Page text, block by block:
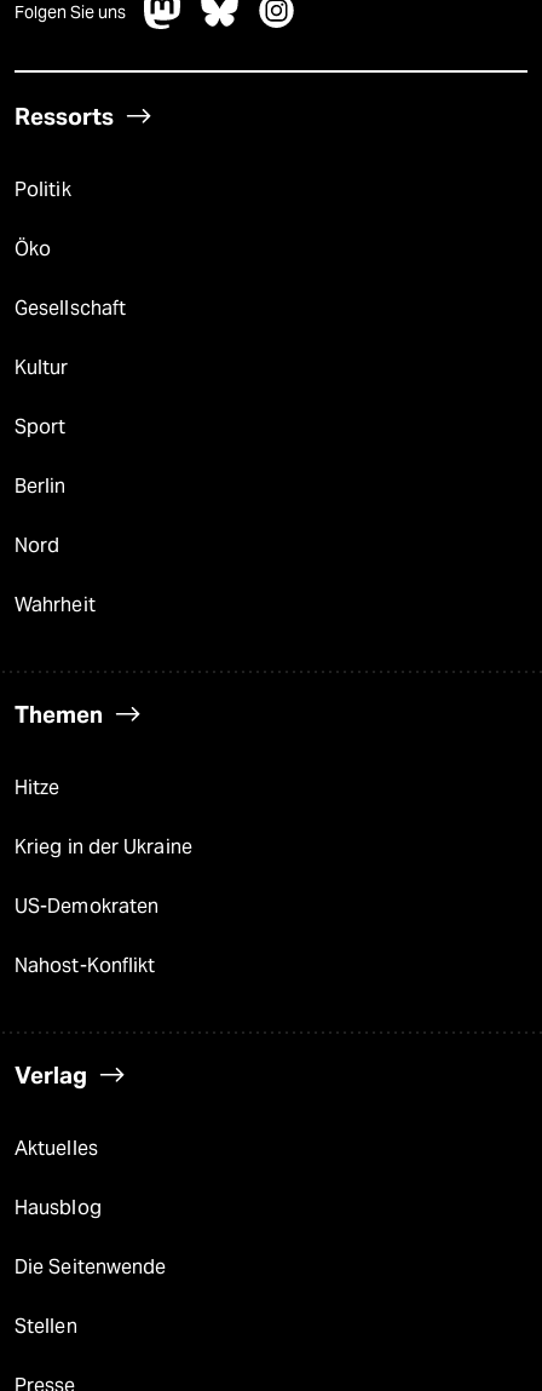
Folgen Sie uns
Ressorts
Politik
Öko
Gesellschaft
Kultur
Sport
Berlin
Nord
Wahrheit
Themen
Hitze
Krieg in der Ukraine
US-Demokraten
Nahost-Konflikt
Verlag
Aktuelles
Hausblog
Die Seitenwende
Stellen
Presse